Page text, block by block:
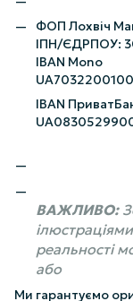
ФОП Лохвіч
ІПН/ЄДРПОУ:
IBAN Mono
IBAN
ВАЖЛИВО:
реальності
або
Ми гарантуємо